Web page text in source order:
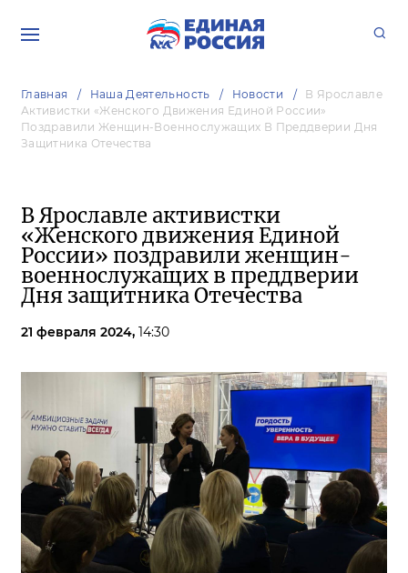
Главная Наша Деятельность Новости
В Ярославле
Активистки «Женского Движения Единой России»
Поздравили Женщин-Военнослужащих В Преддверии Дня
Защитника Отечества
В Ярославле активистки
«Женского движения Единой
России» поздравили женщин-
военнослужащих в преддверии
Дня защитника Отечества
21 февраля 2024, 14:30